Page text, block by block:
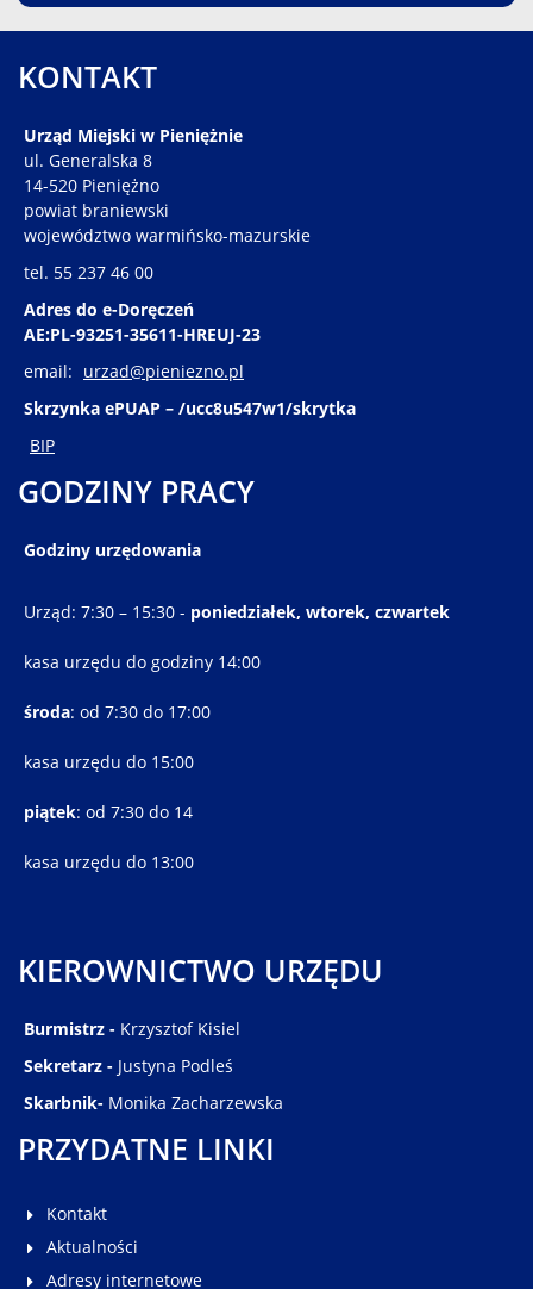
KONTAKT
Urząd Miejski w Pieniężnie
ul. Generalska 8
14-520 Pieniężno
powiat braniewski
województwo warmińsko-mazurskie
tel. 55 237 46 00
Adres do e-Doręczeń
AE:PL-93251-35611-HREUJ-23
email: urzad@pieniezno.pl
Skrzynka ePUAP – /ucc8u547w1/skrytka
BIP
GODZINY PRACY
Godziny urzędowania
Urząd: 7:30 – 15:30 - poniedziałek, wtorek, czwartek
kasa urzędu do godziny 14:00
środa: od 7:30 do 17:00
kasa urzędu do 15:00
piątek: od 7:30 do 14
kasa urzędu do 13:00
KIEROWNICTWO URZĘDU
Burmistrz - Krzysztof Kisiel
Sekretarz - Justyna Podleś
Skarbnik- Monika Zacharzewska
PRZYDATNE LINKI
Kontakt
Aktualności
Adresy internetowe